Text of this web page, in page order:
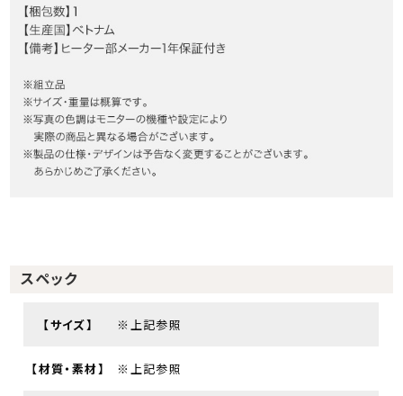
スペック
【サイズ】 ※上記参照
【材質・素材】 ※上記参照